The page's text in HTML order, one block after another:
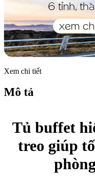
Xem chi tiết
Mô tả
Tủ buffet
treo giúp